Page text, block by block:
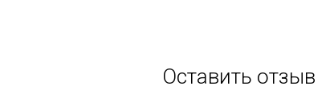
Оставить отзыв